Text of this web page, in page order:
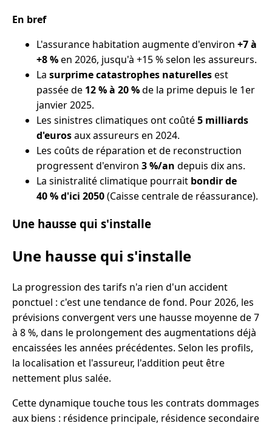
En bref
L'assurance habitation augmente d'environ +7 à
+8 %en 2026, jusqu'à +15 % selon les assureurs.
La surprime catastrophes naturellesest
passée de 12 % à 20 %de la prime depuis le 1er
janvier 2025.
Les sinistres climatiques ont coûté5 milliards
d'eurosaux assureurs en 2024.
Les coûts de réparation et de reconstruction
progressent d'environ 3 %/an depuis dix ans.
La sinistralité climatique pourrait bondir de
40 % d'ici 2050(Caisse centrale de réassurance).
Une hausse qui s'installe
Une hausse qui s'installe
La progression des tarifs n'a rien d'un accident
ponctuel : c'est une tendance de fond. Pour 2026, les
prévisions convergent vers une hausse moyenne de 7
à 8 %, dans le prolongement des augmentations déjà
encaissées les années précédentes. Selon les profils,
la localisation et l'assureur, l'addition peut être
nettement plus salée.
Cette dynamique touche tous les contrats dommages
aux biens : résidence principale, résidence secondaire